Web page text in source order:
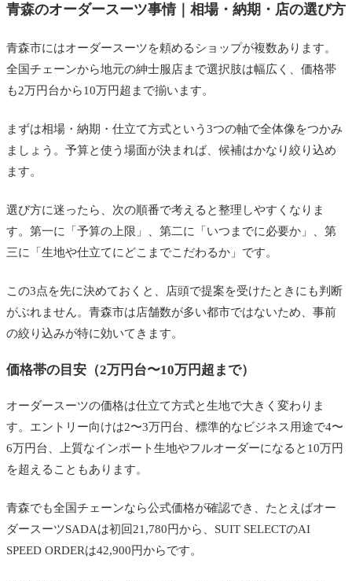
紳士オーダーサロン ヴォーグサイトー（青森市
本町）
青森の主要チェーンを一覧比較（価格・納期）
とにかく安く作りたい
納期を最優先したい
青森でオーダースーツ店が集まるエリア
オーダースーツ注文の流れと採寸のポイント
相場はいくら？
納期はどれくらい？
レディース対応の店はある？
青森のオーダースーツ事情｜相場・納期・店の選び方
青森市にはオーダースーツを頼めるショップが複数あります。
全国チェーンから地元の紳士服店まで選択肢は幅広く、価格帯
も2万円台から10万円超まで揃います。
まずは相場・納期・仕立て方式という3つの軸で全体像をつかみ
ましょう。予算と使う場面が決まれば、候補はかなり絞り込め
ます。
選び方に迷ったら、次の順番で考えると整理しやすくなりま
す。第一に「予算の上限」、第二に「いつまでに必要か」、第
三に「生地や仕立てにどこまでこだわるか」です。
この3点を先に決めておくと、店頭で提案を受けたときにも判断
がぶれません。青森市は店舗数が多い都市ではないため、事前
の絞り込みが特に効いてきます。
価格帯の目安（2万円台〜10万円超まで）
オーダースーツの価格は仕立て方式と生地で大きく変わりま
す。エントリー向けは2〜3万円台、標準的なビジネス用途で4〜
6万円台、上質なインポート生地やフルオーダーになると10万円
を超えることもあります。
青森でも全国チェーンなら公式価格が確認でき、たとえばオー
ダースーツSADAは初回21,780円から、SUIT SELECTのAI
SPEED ORDERは42,900円からです。